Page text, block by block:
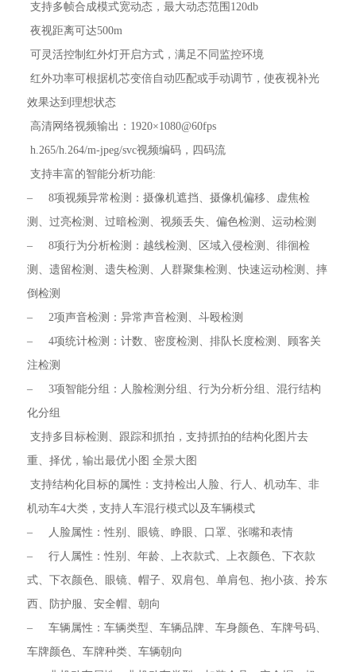
 支持多帧合成模式宽动态，最大动态范围120db
 夜视距离可达500m
 可灵活控制红外灯开启方式，满足不同监控环境
 红外功率可根据机芯变倍自动匹配或手动调节，使夜视补光
效果达到理想状态
 高清网络视频输出：1920×1080@60fps
 h.265/h.264/m-jpeg/svc视频编码，四码流
 支持丰富的智能分析功能:
– 8项视频异常检测：摄像机遮挡、摄像机偏移、虚焦检
测、过亮检测、过暗检测、视频丢失、偏色检测、运动检测
– 8项行为分析检测：越线检测、区域入侵检测、徘徊检
测、遗留检测、遗失检测、人群聚集检测、快速运动检测、摔
倒检测
– 2项声音检测：异常声音检测、斗殴检测
– 4项统计检测：计数、密度检测、排队长度检测、顾客关
注检测
– 3项智能分组：人脸检测分组、行为分析分组、混行结构
化分组
 支持多目标检测、跟踪和抓拍，支持抓拍的结构化图片去
重、择优，输出最优小图 全景大图
 支持结构化目标的属性：支持检出人脸、行人、机动车、非
机动车4大类，支持人车混行模式以及车辆模式
– 人脸属性：性别、眼镜、睁眼、口罩、张嘴和表情
– 行人属性：性别、年龄、上衣款式、上衣颜色、下衣款
式、下衣颜色、眼镜、帽子、双肩包、单肩包、抱小孩、拎东
西、防护服、安全帽、朝向
– 车辆属性：车辆类型、车辆品牌、车身颜色、车牌号码、
车牌颜色、车牌种类、车辆朝向